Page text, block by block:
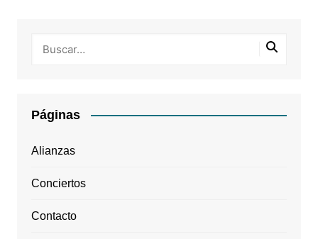
Páginas
Alianzas
Conciertos
Contacto